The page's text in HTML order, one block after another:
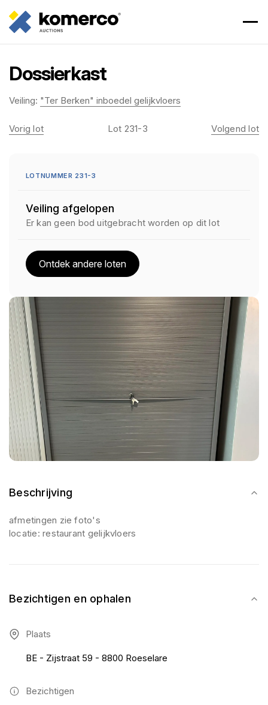
Dossierkast
Veiling: "Ter Berken" inboedel gelijkvloers
Beschrijving
afmetingen zie foto's
locatie: restaurant gelijkvloers
Bezichtigen en ophalen
Plaats
BE - Zijstraat 59 - 8800 Roeselare
Bezichtigen
Vorig lot Lot 231-3 Volgend lot
LOTNUMMER 231-3
Veiling afgelopen
Er kan geen bod uitgebracht worden op dit lot
Ontdek andere loten